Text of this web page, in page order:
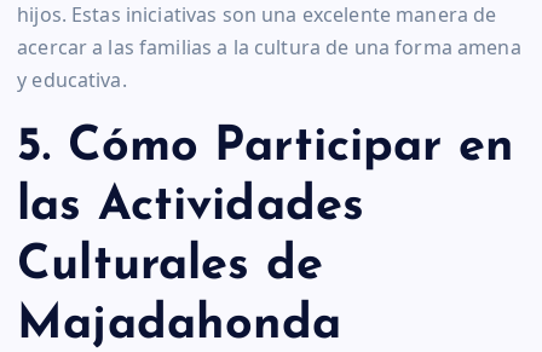
hijos. Estas iniciativas son una excelente manera de
acercar a las familias a la cultura de una forma amena
y educativa.
5. Cómo Participar en
las Actividades
Culturales de
Majadahonda